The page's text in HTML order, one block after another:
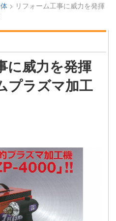
> リフォーム工事に威力を発揮
に威力を発揮
プラズマ加工